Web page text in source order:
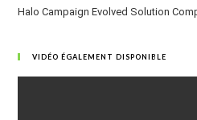
Halo Campaign Evolved Solution
VIDÉO ÉGALEMENT DISPONIBLE